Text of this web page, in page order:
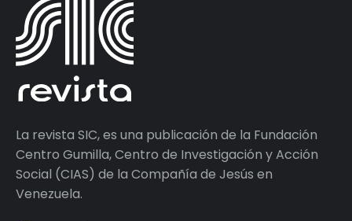
La revista SIC, es una publicación de la Fundación
Centro Gumilla, Centro de Investigación y Acción
Social (CIAS) de la Compañía de Jesús en
Venezuela.